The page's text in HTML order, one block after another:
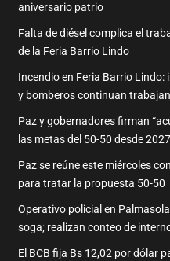
aniversario patrio
Falta de diésel complica el
de la Feria Barrio Lindo
Incendio en Feria Barrio
y bomberos continuan
Paz y gobernadores firman
las metas del 50-50 desde 2027
Paz se reúne este miércoles
para tratar la propuesta 50-50
Operativo policial en
soga; realizan conteo de
El BCB fija Bs 12,02 por dólar